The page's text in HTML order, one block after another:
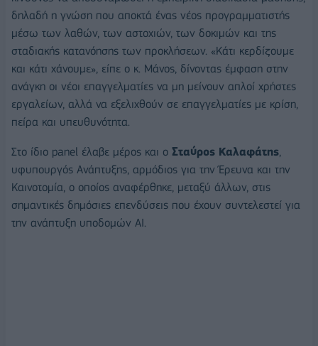
δηλαδή η γνώση που αποκτά ένας νέος προγραμματιστής
μέσω των λαθών, των αστοχιών, των δοκιμών και της
σταδιακής κατανόησης των προκλήσεων. «Κάτι κερδίζουμε
και κάτι χάνουμε», είπε ο κ. Μάνος, δίνοντας έμφαση στην
ανάγκη οι νέοι επαγγελματίες να μη μείνουν απλοί χρήστες
εργαλείων, αλλά να εξελιχθούν σε επαγγελματίες με κρίση,
πείρα και υπευθυνότητα.
Στο ίδιο panel έλαβε μέρος και ο Σταύρος Καλαφάτης,
υφυπουργός Ανάπτυξης, αρμόδιος για την Έρευνα και την
Καινοτομία, ο οποίος αναφέρθηκε, μεταξύ άλλων, στις
σημαντικές δημόσιες επενδύσεις που έχουν συντελεστεί για
την ανάπτυξη υποδομών ΑΙ.